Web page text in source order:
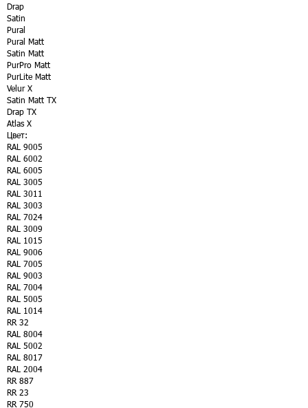
Drap
Satin
Pural
Pural Matt
Satin Matt
PurPro Matt
PurLite Matt
Velur X
Satin Matt TX
Drap TX
Atlas X
Цвет:
RAL 9005
RAL 6002
RAL 6005
RAL 3005
RAL 3011
RAL 3003
RAL 7024
RAL 3009
RAL 1015
RAL 9006
RAL 7005
RAL 9003
RAL 7004
RAL 5005
RAL 1014
RR 32
RAL 8004
RAL 5002
RAL 8017
RAL 2004
RR 887
RR 23
RR 750